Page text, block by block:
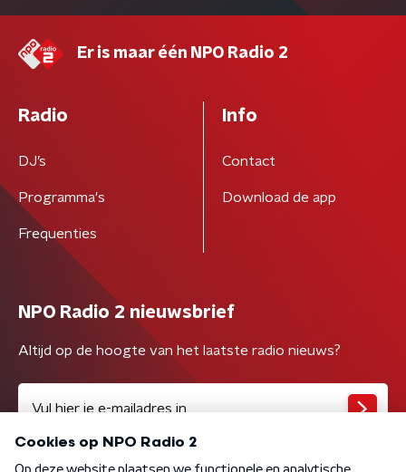
Er is maar één NPO Radio 2
Radio
DJ’s
Programma's
Frequenties
Info
Contact
Download de app
NPO Radio 2 nieuwsbrief
Altijd op de hoogte van het laatste radio nieuws?